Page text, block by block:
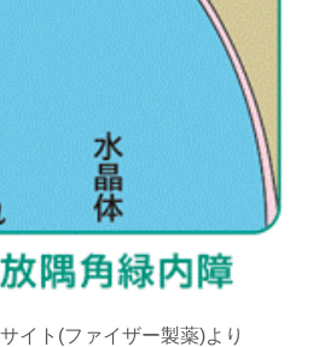
イト(ファイザー製薬)より